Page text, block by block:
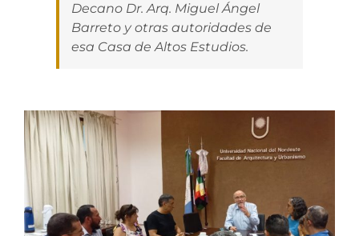
Decano Dr. Arq. Miguel Ángel
Barreto y otras autoridades de
esa Casa de Altos Estudios.